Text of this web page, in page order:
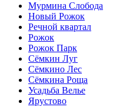
Мурмина Слобода
Новый Рожок
Речной квартал
Рожок
Рожок Парк
Сёмкин Луг
Сёмкино Лес
Сёмкина Роща
Усадьба Велье
Ярустово